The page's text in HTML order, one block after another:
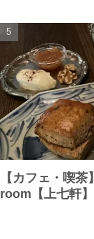
【カフェ・喫
room【上七軒】